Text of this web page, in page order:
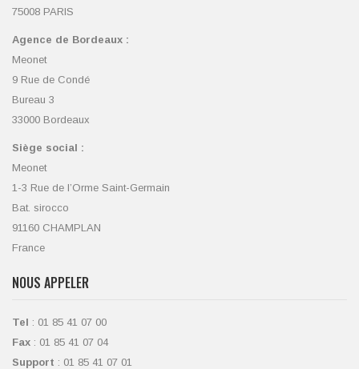
75008 PARIS
Agence de Bordeaux :
Meonet
9 Rue de Condé
Bureau 3
33000 Bordeaux
Siège social :
Meonet
1-3 Rue de l’Orme Saint-Germain
Bat. sirocco
91160 CHAMPLAN
France
NOUS APPELER
Tel : 01 85 41 07 00
Fax : 01 85 41 07 04
Support : 01 85 41 07 01